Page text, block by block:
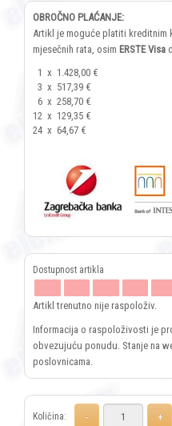
OBROČNO PLAĆANJE:
Artikl je moguće platiti kreditnim
mjesečnih rata, osim ERSTE Visa
1 x 1.428,00 €
3 x 517,39 €
6 x 258,70 €
12 x 129,35 €
24 x 64,67 €
Artikl trenutno nije raspoloživ.
Informacija o raspoloživosti je
obvezujuću ponudu. Stanje na
poslovnicama.
Količina: